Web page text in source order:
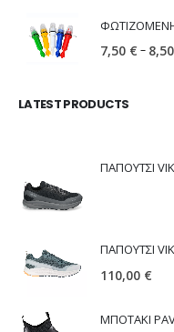
ΦΩΤΙΖΟΜΕΝΗ
7,50 € – 8,50
LATEST PRODUCTS
ΠΑΠΟΥΤΣΙ
110,00 €
ΜΠΟΤΑΚΙ